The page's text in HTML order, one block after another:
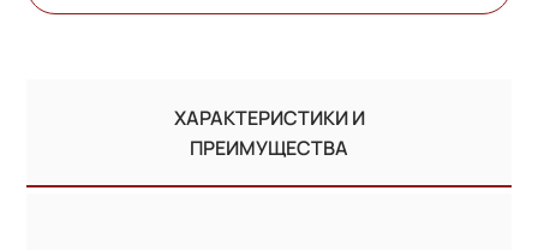
ХАРАКТЕРИСТИКИ И
ПРЕИМУЩЕСТВА